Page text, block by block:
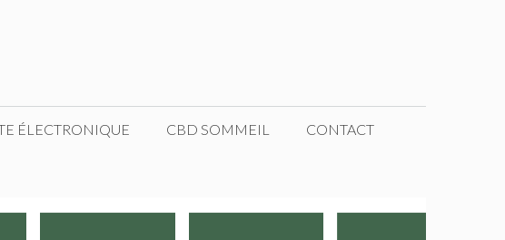
ÉLECTRONIQUE CBD SOMMEIL CONTACT